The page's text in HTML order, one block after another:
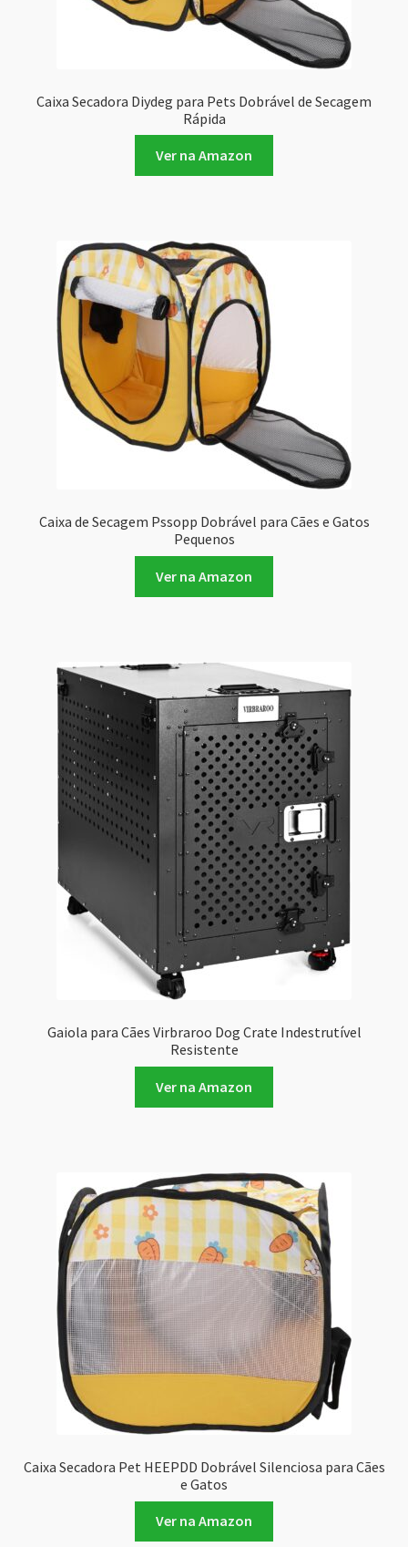
Caixa Secadora Diydeg para Pets Dobrável de Secagem
Rápida
Ver na Amazon
Caixa de Secagem Pssopp Dobrável para Cães e Gatos
Pequenos
Ver na Amazon
Gaiola para Cães Virbraroo Dog Crate Indestrutível
Resistente
Ver na Amazon
Caixa Secadora Pet HEEPDD Dobrável Silenciosa para Cães
e Gatos
Ver na Amazon